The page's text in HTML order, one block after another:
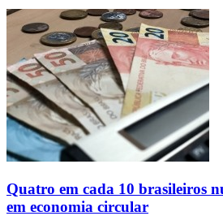
Quatro em cada 10 brasileiros
em economia circular